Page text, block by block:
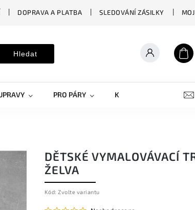
DOPRAVA A PLATBA SLEDOVÁNÍ ZÁSILKY
Hledat
PRO PÁRY KRYTY NA MOBILY
DĚTSKÉ VYMALOVÁVACÍ
ŽELVA
Kód: Zvolte variantu